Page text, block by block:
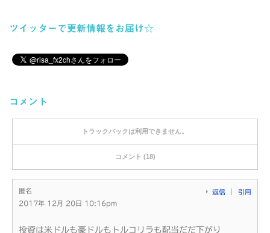
ツイッターで更新情報をお届け☆
コメント
トラックバックは利用できません。
コメント (18)
匿名
2017年 12月 20日 10:16pm
返信 引用
投資は米ドルも豪ドルもトルコリラも配当だだ下がり